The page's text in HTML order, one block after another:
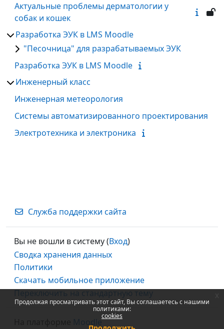
Продолжая просматривать этот сайт, Вы соглашаетесь с нашими
политиками:
cookies
Актуальные проблемы дерматологии у
собак и кошек
Разработка ЭУК в LMS Moodle
"Песочница" для разрабатываемых ЭУК
Разработка ЭУК в LMS Moodle
Инженерный класс
Инженерная метеорология
Системы автоматизированного проектирования
Электротехника и электроника
Служба поддержки сайта
Вы не вошли в систему (Вход)
Сводка хранения данных
Политики
Скачать мобильное приложение
Переключить на стандартную тему
Moodle